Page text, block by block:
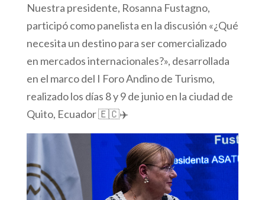
Nuestra presidente, Rosanna Fustagno,
participó como panelista en la discusión «¿Qué
necesita un destino para ser comercializado
en mercados internacionales?», desarrollada
en el marco del I Foro Andino de Turismo,
realizado los días 8 y 9 de junio en la ciudad de
Quito, Ecuador 🇪🇨✈️